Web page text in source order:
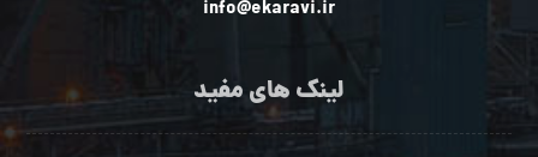
info@ekaravi.ir
لینک های مفید